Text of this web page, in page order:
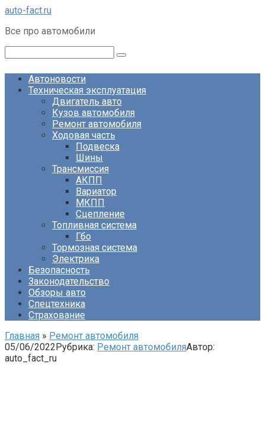
Перейти
контенту
auto-fact.ru
Все про автомобили
Автоновости
Техническая эксплуатация
Двигатель авто
Кузов автомобиля
Ремонт автомобиля
Ходовая часть
Подвеска
Шины
Трансмиссия
АКПП
Вариатор
МКПП
Сцепление
Топливная система
Гбо
Тормозная система
Электрика
Безопасность
Законодательство
Обзоры авто
Спецтехника
Страхование
Главная » Ремонт автомобиля
05/06/2022Рубрика: Ремонт автомобиляАвтор:
auto_fact_ru